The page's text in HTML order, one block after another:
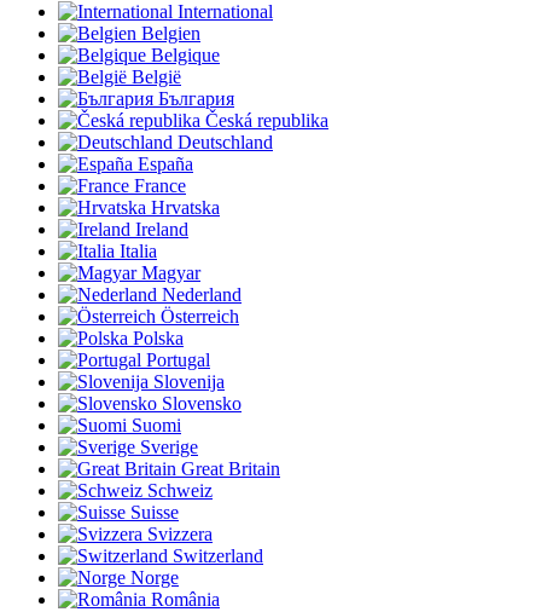
International
Belgien
Belgique
België
България
Česká republika
Deutschland
España
France
Hrvatska
Ireland
Italia
Magyar
Nederland
Österreich
Polska
Portugal
Slovenija
Slovensko
Suomi
Sverige
Great Britain
Schweiz
Suisse
Svizzera
Switzerland
Norge
România